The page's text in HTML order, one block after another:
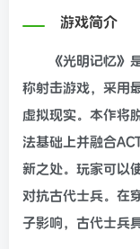
游戏简介
《光明记忆》
称射击游戏，采用
虚拟现实。本作将
法基础上并融合
新之处。玩家可以
对抗古代士兵。在
子影响，古代士兵